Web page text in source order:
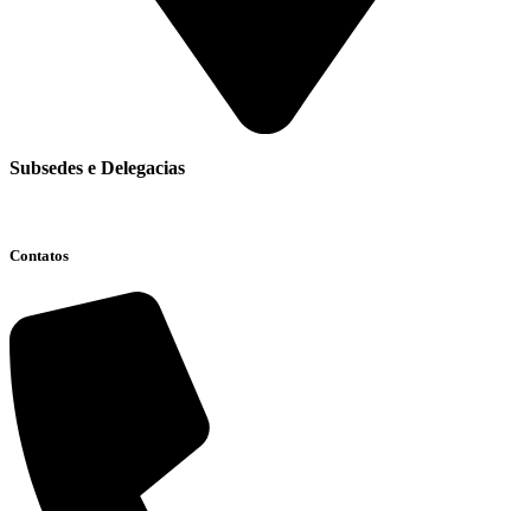
Subsedes e Delegacias
Contatos